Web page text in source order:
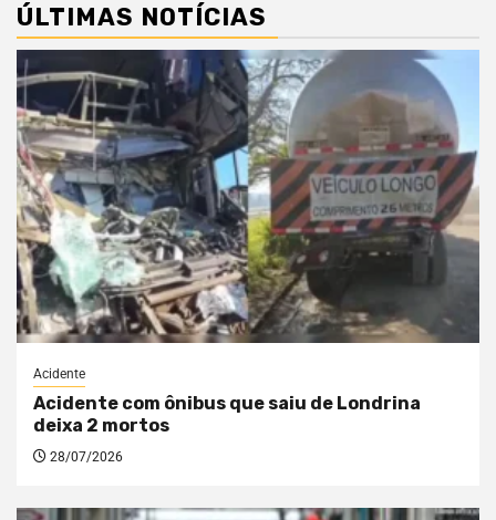
ÚLTIMAS NOTÍCIAS
Acidente
Acidente com ônibus que saiu de Londrina
deixa 2 mortos
28/07/2026